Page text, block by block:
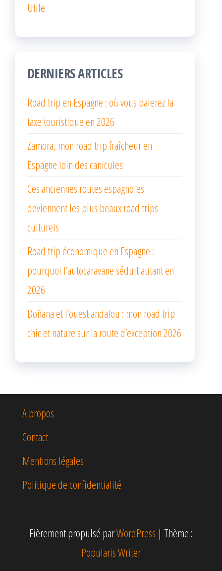
Utile
DERNIERS ARTICLES
Road trip en Espagne : où vous paierez la
taxe touristique en 2026
Zamora, mon road trip fraîcheur en
Espagne loin des canicules
Ces anciennes routes espagnoles
deviennent les plus beaux road trips
culturels
Road trip économique en Espagne :
pourquoi l’autocaravane séduit autant en
2026
Doñana et l’ouest andalou : mon road trip
chic et nature sur la route d’exception 2026
A propos
Contact
Mentions légales
Politique de confidentialité
Fièrement propulsé parWordPress | Thème :
Popularis Writer